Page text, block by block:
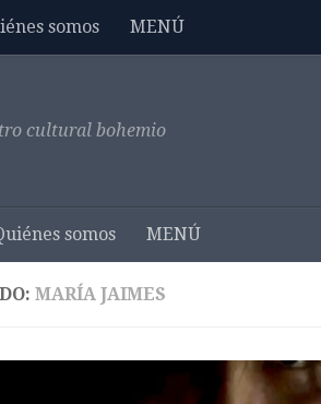
somos MENÚ
cultural bohemio
somos MENÚ
MARÍA JAIMES